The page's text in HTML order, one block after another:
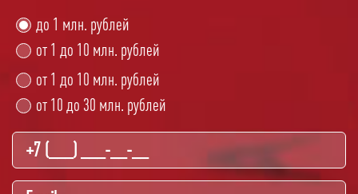
до 1 млн. рублей
от 1 до 10 млн. рублей
от 1 до 10 млн. рублей
от 10 до 30 млн. рублей